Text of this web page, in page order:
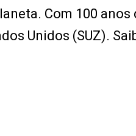
Com 100 anos
Unidos (SUZ).